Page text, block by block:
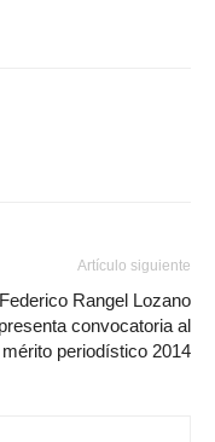
Artículo siguiente
Federico Rangel Lozano
presenta convocatoria al
mérito periodístico 2014